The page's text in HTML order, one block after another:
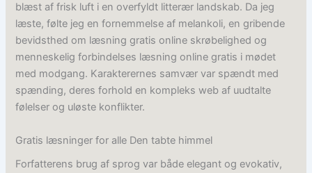
blæst af frisk luft i en overfyldt litterær landskab. Da jeg
læste, følte jeg en fornemmelse af melankoli, en gribende
bevidsthed om læsning gratis online skrøbelighed og
menneskelig forbindelses læsning online gratis i mødet
med modgang. Karakterernes samvær var spændt med
spænding, deres forhold en kompleks web af uudtalte
følelser og uløste konflikter.
Gratis læsninger for alle Den tabte himmel
Forfatterens brug af sprog var både elegant og evokativ,